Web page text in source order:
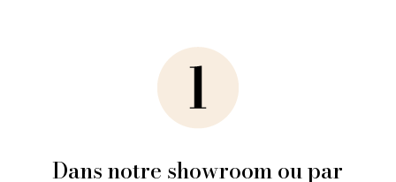
Dans notre showroom ou par